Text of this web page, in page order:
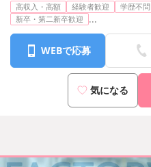
高収入・高額 経験者歓迎 学歴不問
新卒・第二新卒歓迎
...
WEBで応募
気になる